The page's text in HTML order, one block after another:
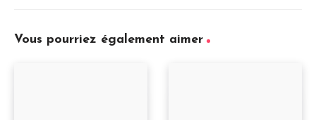
Vous pourriez également aimer